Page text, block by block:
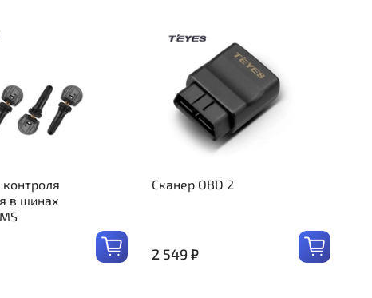
в шинах
Сканер OBD 2
2 549 ₽